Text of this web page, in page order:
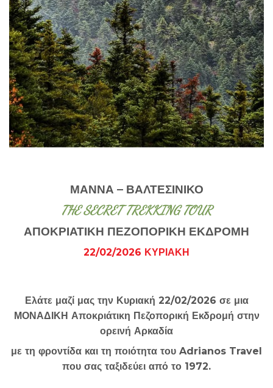
ΜΑΝΝΑ – ΒΑΛΤΕΣΙΝΙΚΟ
THE SECRET TREKKING TOUR
ΑΠΟΚΡΙΑΤΙΚΗ ΠΕΖΟΠΟΡΙΚΗ ΕΚΔΡΟΜΗ
22/02/2026 ΚΥΡΙΑΚΗ
Ελάτε μαζί μας την Κυριακή 22/02/2026 σε μια
ΜΟΝΑΔΙΚΗ Αποκριάτικη Πεζοπορική Εκδρομή στην
ορεινή Αρκαδία
με τη φροντίδα και τη ποιότητα του Adrianos Travel
που σας ταξιδεύει από το 1972.